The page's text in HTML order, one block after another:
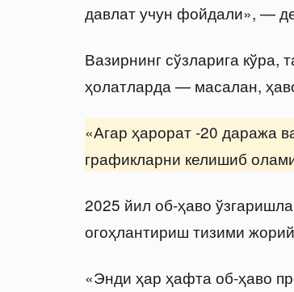
давлат учун фойдали», —
Вазирнинг сўзларига кўра,
ҳолатларда — масалан,
«Агар ҳарорат -20 даража
графикларни келишиб
2025 йил об-ҳаво
огоҳлантириш тизими
«Энди ҳар ҳафта об-ҳаво